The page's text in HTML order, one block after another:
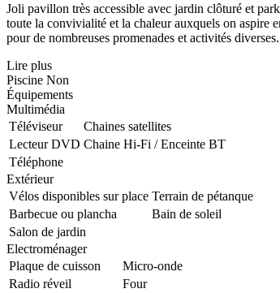
Joli pavillon très accessible avec jardin clôturé et
toute la convivialité et la chaleur auxquels on aspire
pour de nombreuses promenades et activités
Lire plus
Piscine Non
Équipements
Multimédia
Téléviseur
Chaines satellites
Lecteur DVD Chaine Hi-Fi / Enceinte BT
Téléphone
Extérieur
Vélos disponibles sur place Terrain de pétanque
Barbecue ou plancha
Bain de soleil
Salon de jardin
Electroménager
Plaque de cuisson
Micro-onde
Radio réveil
Four